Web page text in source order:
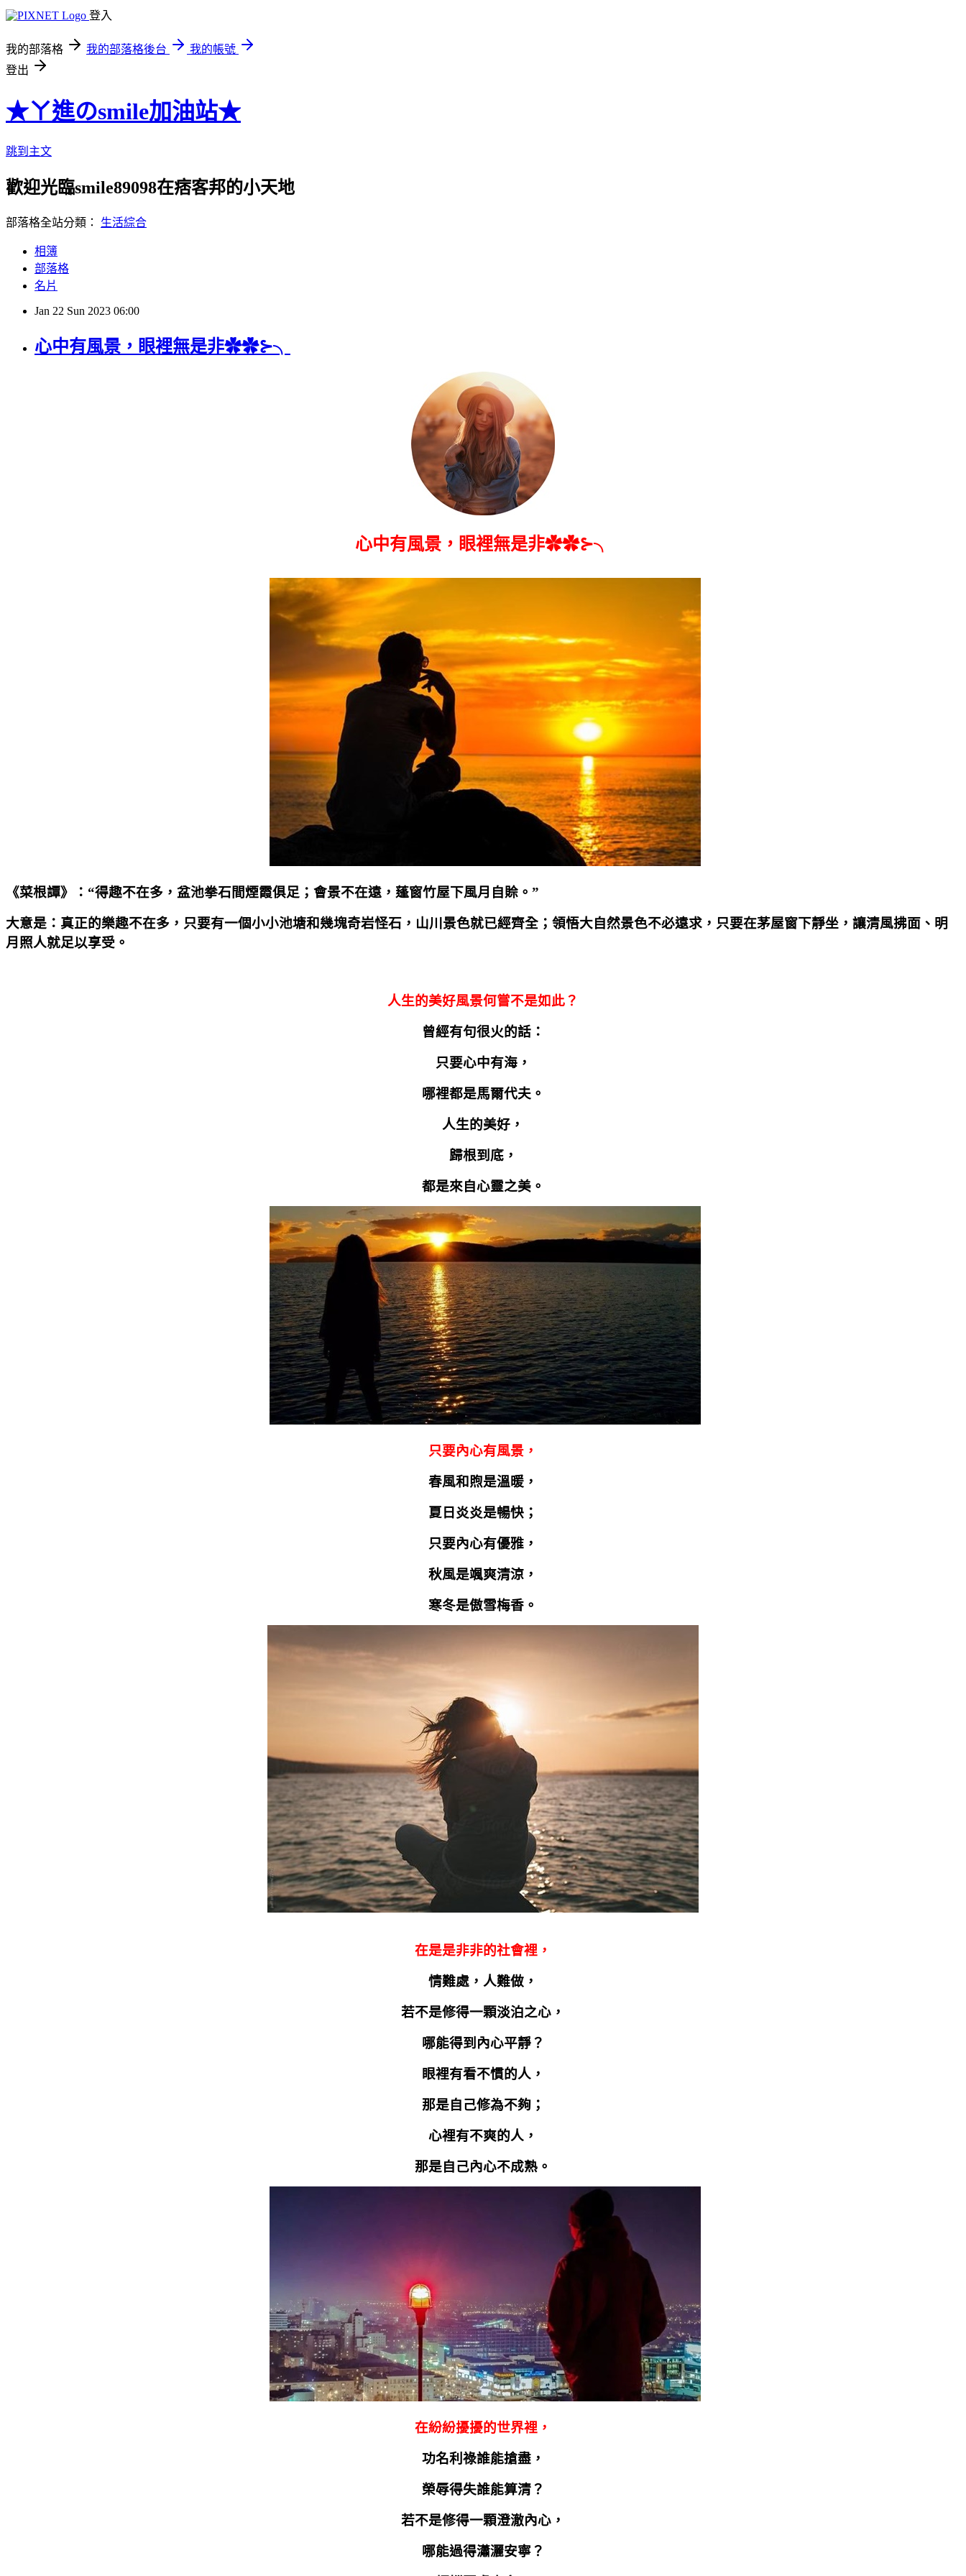
登入
我的部落格 我的部落格後台
我的帳號
登出
★ㄚ進のsmile加油站★
跳到主文
歡迎光臨smile89098在痞客邦的小天地
部落格全站分類： 生活綜合
相簿
部落格
名片
Jan 22 Sun 2023 06:00
心中有風景，眼裡無是非✿✿⊱╮
心中有風景，眼裡無是非✿✿⊱╮
《菜根譚》：“得趣不在多，盆池拳石間煙霞俱足；會景不在遠，蓬窗竹屋下風月自賒。”
大意是：真正的樂趣不在多，只要有一個小小池塘和幾塊奇岩怪石，山川景色就已經齊全；領悟大自然景色不必遠求，只要在茅屋窗下靜坐，讓清風拂面、明
月照人就足以享受。
人生的美好風景何嘗不是如此？
曾經有句很火的話：
只要心中有海，
哪裡都是馬爾代夫。
人生的美好，
歸根到底，
都是來自心靈之美。
只要內心有風景，
春風和煦是溫暖，
夏日炎炎是暢快；
只要內心有優雅，
秋風是颯爽清涼，
寒冬是傲雪梅香。
在是是非非的社會裡，
情難處，人難做，
若不是修得一顆淡泊之心，
哪能得到內心平靜？
眼裡有看不慣的人，
那是自己修為不夠；
心裡有不爽的人，
那是自己內心不成熟。
在紛紛擾擾的世界裡，
功名利祿誰能搶盡，
榮辱得失誰能算清？
若不是修得一顆澄澈內心，
哪能過得瀟灑安寧？